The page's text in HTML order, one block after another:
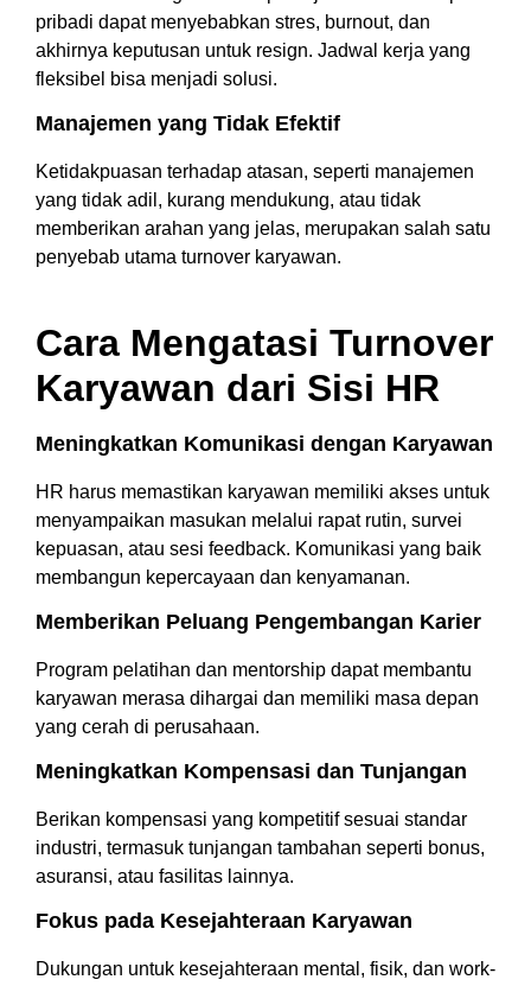
pribadi dapat menyebabkan stres, burnout, dan
akhirnya keputusan untuk resign. Jadwal kerja yang
fleksibel bisa menjadi solusi.
Manajemen yang Tidak Efektif
Ketidakpuasan terhadap atasan, seperti manajemen
yang tidak adil, kurang mendukung, atau tidak
memberikan arahan yang jelas, merupakan salah satu
penyebab utama turnover karyawan.
Cara Mengatasi Turnover
Karyawan dari Sisi HR
Meningkatkan Komunikasi dengan Karyawan
HR harus memastikan karyawan memiliki akses untuk
menyampaikan masukan melalui rapat rutin, survei
kepuasan, atau sesi feedback. Komunikasi yang baik
membangun kepercayaan dan kenyamanan.
Memberikan Peluang Pengembangan Karier
Program pelatihan dan mentorship dapat membantu
karyawan merasa dihargai dan memiliki masa depan
yang cerah di perusahaan.
Meningkatkan Kompensasi dan Tunjangan
Berikan kompensasi yang kompetitif sesuai standar
industri, termasuk tunjangan tambahan seperti bonus,
asuransi, atau fasilitas lainnya.
Fokus pada Kesejahteraan Karyawan
Dukungan untuk kesejahteraan mental, fisik, dan work-